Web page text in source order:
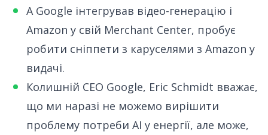
А Google інтегрував відео-генерацію і
Amazon у свій Merchant Center, пробує
робити сніппети з каруселями з Amazon у
видачі.
Колишній CEO Google, Eric Schmidt вважає,
що ми наразі не можемо вирішити
проблему потреби AI у енергії, але може,